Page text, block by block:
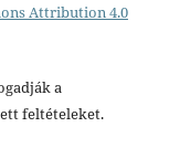
Attribution 4.0
a
feltételeket.